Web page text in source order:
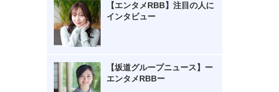
【エンタメRBB】注目の人に
インタビュー
【坂道グループニュース】ー
エンタメRBBー